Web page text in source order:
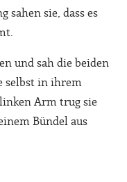
sahen sie, dass es
und sah die beiden
selbst in ihrem
Arm trug sie
Bündel aus